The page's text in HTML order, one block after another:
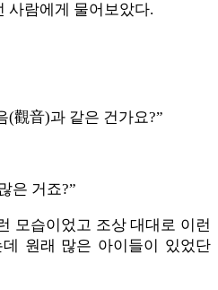
사람에게 물어보았다.
(觀音)과 같은 건가요?”
은 거죠?”
모습이었고 조상 대대로 이런
원래 많은 아이들이 있었단